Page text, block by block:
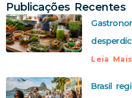
Publicações Recentes
Leia
Brasil